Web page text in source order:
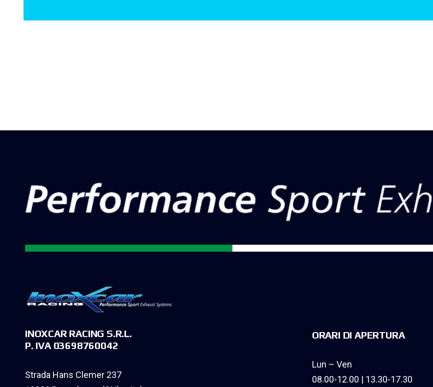
INOXCAR RACING S.R.L.
P. IVA 03698760042
Strada Hans Clemer 237
ORARI DI APERTURA
Lun – Ven
08.00-12.00 | 13.30-17.30